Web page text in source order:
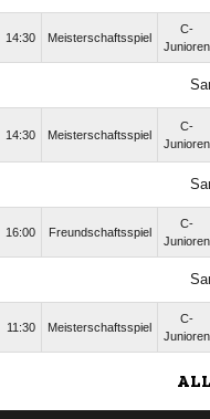
14:30 Meisterschaftsspiel
C-
Junioren
14:30 Meisterschaftsspiel
C-
Junioren
16:00 Freundschaftsspiel
C-
Junioren
11:30 Meisterschaftsspiel
C-
Junioren